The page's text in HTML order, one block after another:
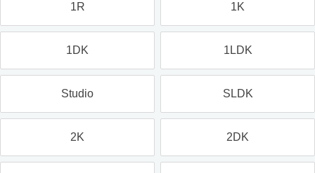
1R 1K
1DK 1LDK
Studio SLDK
2K 2DK